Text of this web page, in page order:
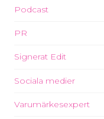
Podcast
PR
Signerat Edit
Sociala medier
Varumärkesexpert